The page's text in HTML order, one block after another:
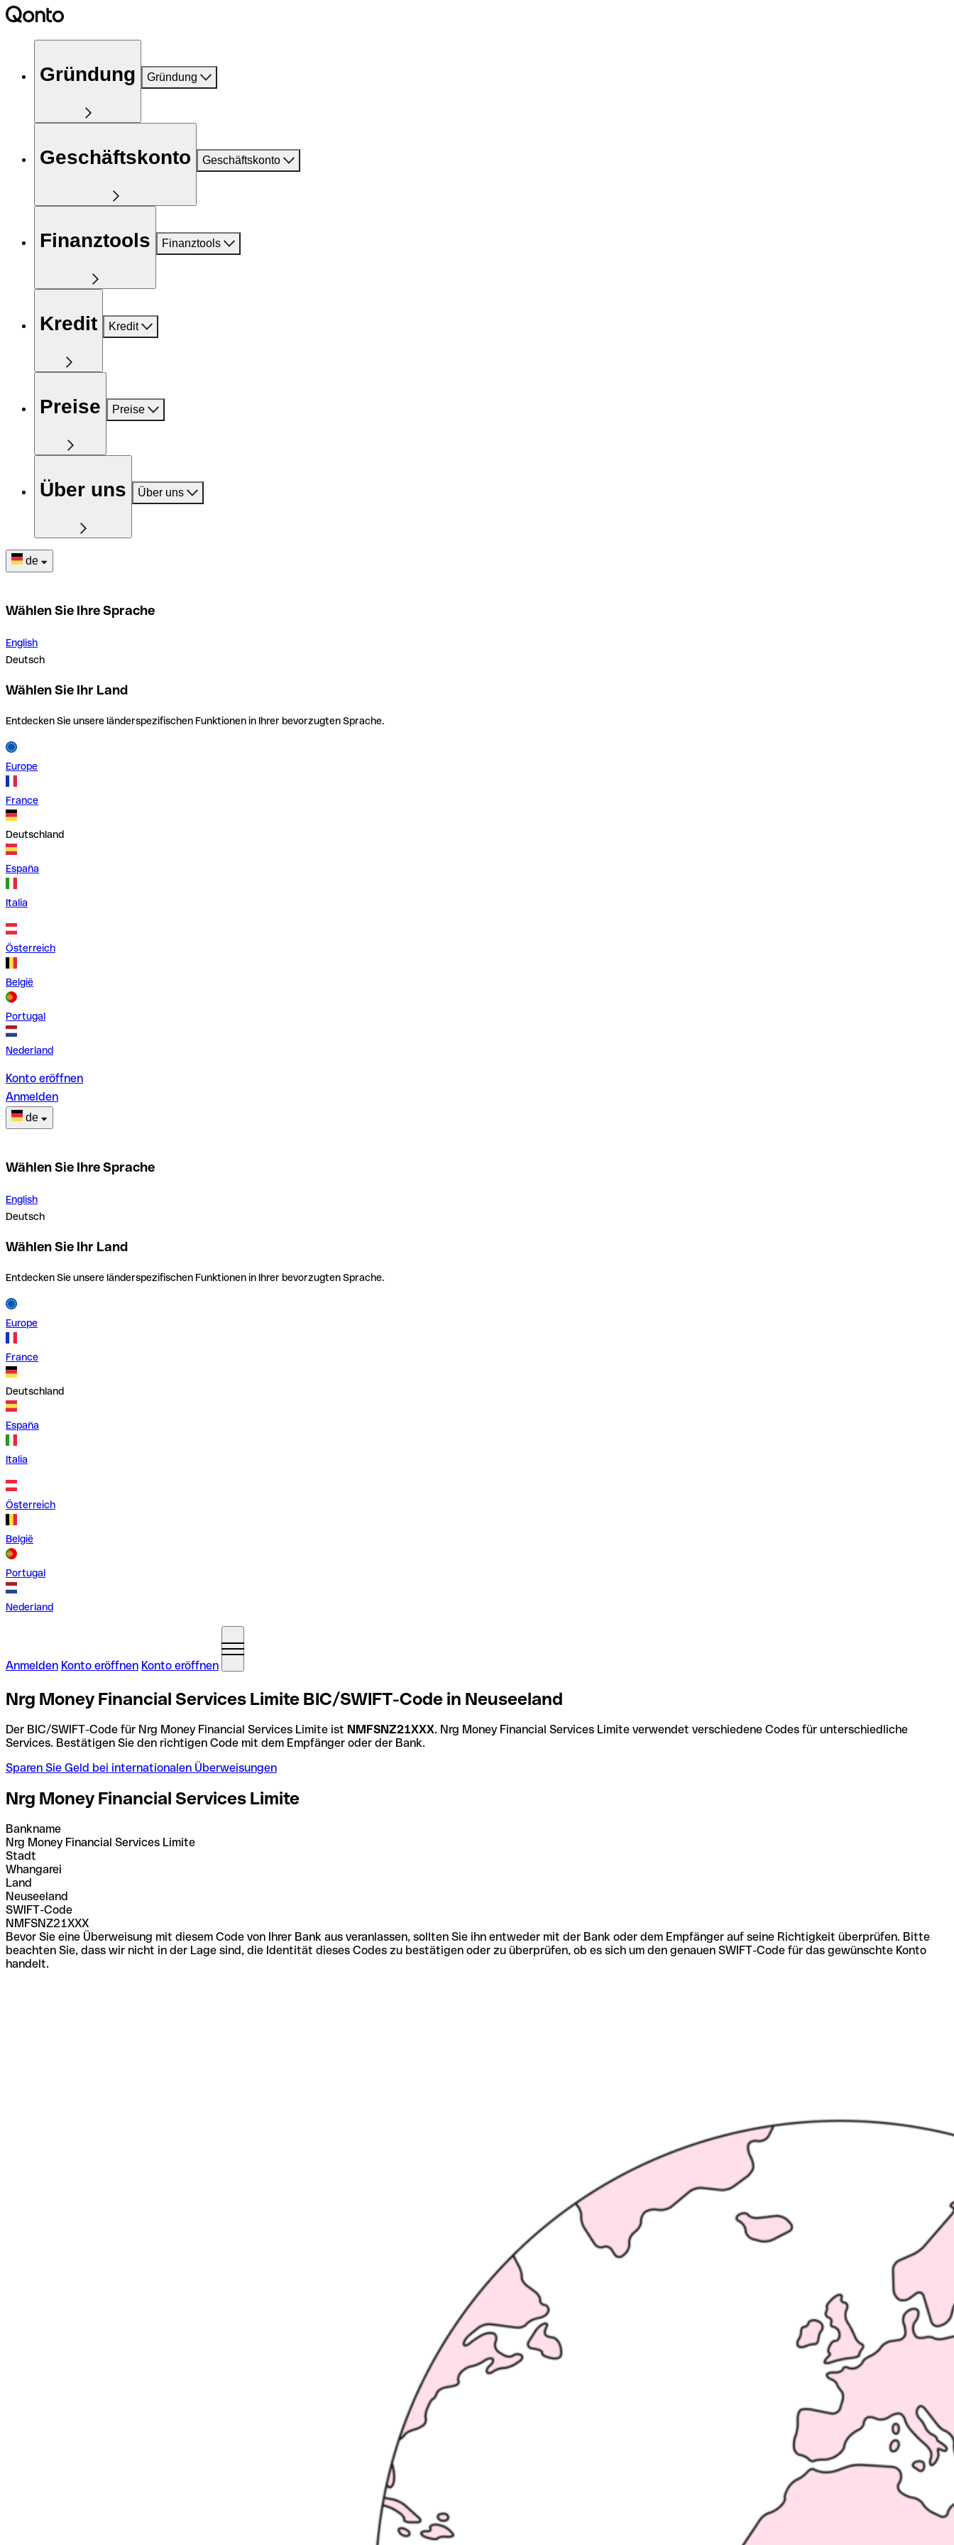
Gründung Gründung
Geschäftskonto Geschäftskonto
Finanztools Finanztools
Kredit Kredit
Preise Preise
Über uns Über uns
de
Wählen Sie Ihre Sprache
English
Deutsch
Wählen Sie Ihr Land
Entdecken Sie unsere länderspezifischen Funktionen in Ihrer bevorzugten Sprache.
Europe
France
Deutschland
España
Italia
Österreich
België
Portugal
Nederland
Konto eröffnen
Anmelden
de
Wählen Sie Ihre Sprache
English
Deutsch
Wählen Sie Ihr Land
Entdecken Sie unsere länderspezifischen Funktionen in Ihrer bevorzugten Sprache.
Europe
France
Deutschland
España
Italia
Österreich
België
Portugal
Nederland
Anmelden Konto eröffnen Konto eröffnen
Nrg Money Financial Services Limite BIC/SWIFT-Code in Neuseeland
Der BIC/SWIFT-Code für Nrg Money Financial Services Limite ist NMFSNZ21XXX. Nrg Money Financial Services Limite verwendet verschiedene Codes für unterschiedliche
Services. Bestätigen Sie den richtigen Code mit dem Empfänger oder der Bank.
Sparen Sie Geld bei internationalen Überweisungen
Nrg Money Financial Services Limite
Bankname
Nrg Money Financial Services Limite
Stadt
Whangarei
Land
Neuseeland
SWIFT-Code
NMFSNZ21XXX
Bevor Sie eine Überweisung mit diesem Code von Ihrer Bank aus veranlassen, sollten Sie ihn entweder mit der Bank oder dem Empfänger auf seine Richtigkeit überprüfen. Bitte
beachten Sie, dass wir nicht in der Lage sind, die Identität dieses Codes zu bestätigen oder zu überprüfen, ob es sich um den genauen SWIFT-Code für das gewünschte Konto
handelt.